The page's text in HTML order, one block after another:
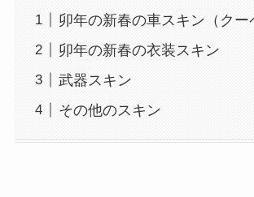
卯年の新春の車スキン（クー
卯年の新春の衣装スキン
武器スキン
その他のスキン